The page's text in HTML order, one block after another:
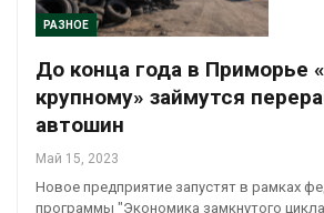
РАЗНОЕ
До конца года в Приморье
крупному» займутся
автошин
Май 15, 2023
Новое предприятие запустят в рамках
программы "Экономика замкнутого